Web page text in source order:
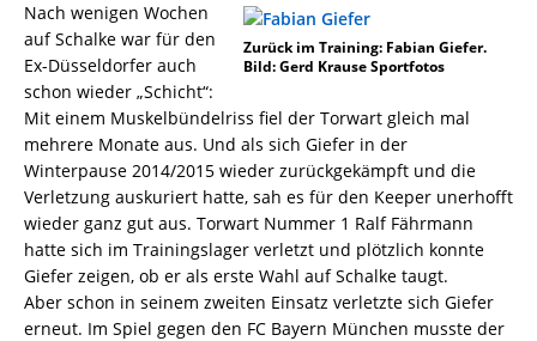
Zurück im Training: Fabian Giefer.
Bild: Gerd Krause Sportfotos
Nach wenigen Wochen
auf Schalke war für den
Ex-Düsseldorfer auch
schon wieder „Schicht“:
Mit einem Muskelbündelriss fiel der Torwart gleich mal
mehrere Monate aus. Und als sich Giefer in der
Winterpause 2014/2015 wieder zurückgekämpft und die
Verletzung auskuriert hatte, sah es für den Keeper unerhofft
wieder ganz gut aus. Torwart Nummer 1 Ralf Fährmann
hatte sich im Trainingslager verletzt und plötzlich konnte
Giefer zeigen, ob er als erste Wahl auf Schalke taugt.
Aber schon in seinem zweiten Einsatz verletzte sich Giefer
erneut. Im Spiel gegen den FC Bayern München musste der